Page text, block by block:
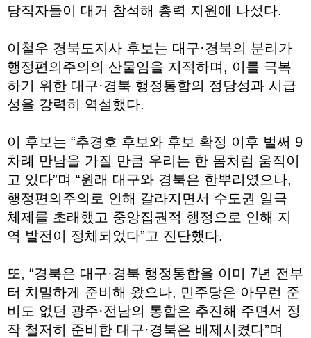
당직자들이 대거 참석해 총력 지원에 나섰다.
이철우 경북도지사 후보는 대구·경북의 분리가
행정편의주의의 산물임을 지적하며, 이를 극복
하기 위한 대구·경북 행정통합의 정당성과 시급
성을 강력히 역설했다.
이 후보는 “추경호 후보와 후보 확정 이후 벌써 9
차례 만남을 가질 만큼 우리는 한 몸처럼 움직이
고 있다”며 “원래 대구와 경북은 한뿌리였으나,
행정편의주의로 인해 갈라지면서 수도권 일극
체제를 초래했고 중앙집권적 행정으로 인해 지
역 발전이 정체되었다”고 진단했다.
또, “경북은 대구·경북 행정통합을 이미 7년 전부
터 치밀하게 준비해 왔으나, 민주당은 아무런 준
비도 없던 광주·전남의 통합은 추진해 주면서 정
작 철저히 준비한 대구·경북은 배제시켰다”며